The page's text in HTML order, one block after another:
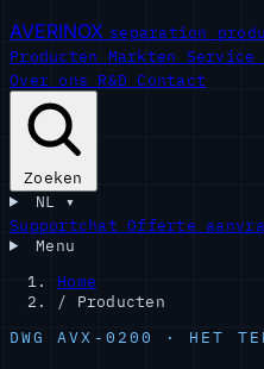
AVERINOX separation
Producten Markten Service
Over ons R&D Contact
Zoeken
NL ▾
SupportchatOfferte
Menu
Home
/
Producten
DWG AVX-0200 · HET